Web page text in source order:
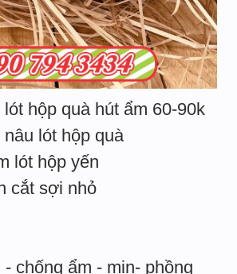
hộp quà hút ẩm 60-90k
lót hộp quà
lót hộp yến
cắt sợi nhỏ
chống ẩm - mịn- phồng